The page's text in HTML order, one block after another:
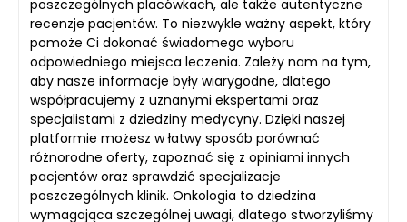
poszczególnych placówkach, ale także autentyczne
recenzje pacjentów. To niezwykle ważny aspekt, który
pomoże Ci dokonać świadomego wyboru
odpowiedniego miejsca leczenia. Zależy nam na tym,
aby nasze informacje były wiarygodne, dlatego
współpracujemy z uznanymi ekspertami oraz
specjalistami z dziedziny medycyny. Dzięki naszej
platformie możesz w łatwy sposób porównać
różnorodne oferty, zapoznać się z opiniami innych
pacjentów oraz sprawdzić specjalizacje
poszczególnych klinik. Onkologia to dziedzina
wymagająca szczególnej uwagi, dlatego stworzyliśmy